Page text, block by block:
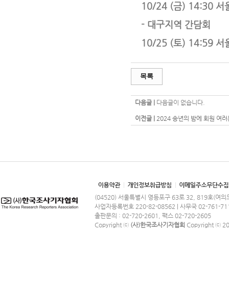
10/24 (금) 14:30 서
- 대구지역 간담회
10/25 (토) 14:59 서
목록
다음글 | 다음글이 없습니다.
이전글 | 2024 송년의 밤에 회원 여
(04520) 서울특별시 영등포구 63로 32, 819호(여의
사업자등록번호 220-82-08562 | 사무국 02-761-
출판문의 : 02-720-2601, 팩스 02-720-2605
Copyright ⓒ (사)한국조사기자협회 Copyright ⓒ